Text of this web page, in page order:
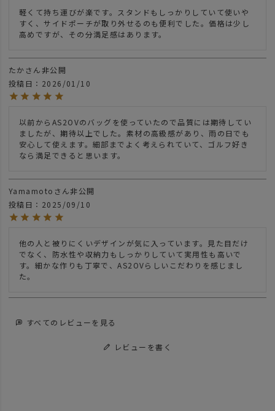
軽くて持ち運びが楽です。スタンドもしっかりしていて使いや
すく、サイドポーチが取り外せるのも便利でした。価格は少し
高めですが、その分満足感はあります。
たか
非公開
投稿日
2026/01/10
以前からAS2OVのバッグを使っていたので品質には期待してい
ましたが、期待以上でした。素材の高級感があり、雨の日でも
安心して使えます。細部までよく考えられていて、ゴルフ好き
なら満足できると思います。
Yamamoto
非公開
投稿日
2025/09/10
他の人と被りにくいデザインが気に入っています。見た目だけ
でなく、防水性や収納力もしっかりしていて実用性も高いで
す。細かな作りも丁寧で、AS2OVらしいこだわりを感じまし
た。
すべてのレビューを見る
レビューを書く